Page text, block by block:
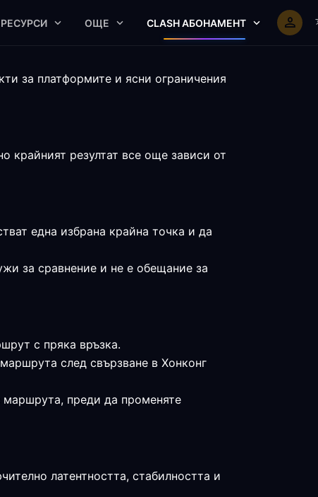
РЕСУРСИ ОЩЕ CLASH АБОНАМЕНТ
за платформите и ясни ограничения
крайният резултат все още зависи от
една избрана крайна точка и да
за сравнение и не е обещание за
с пряка връзка.
след свързване в Хонконг
маршрута, преди да променяте
латентността, стабилността и